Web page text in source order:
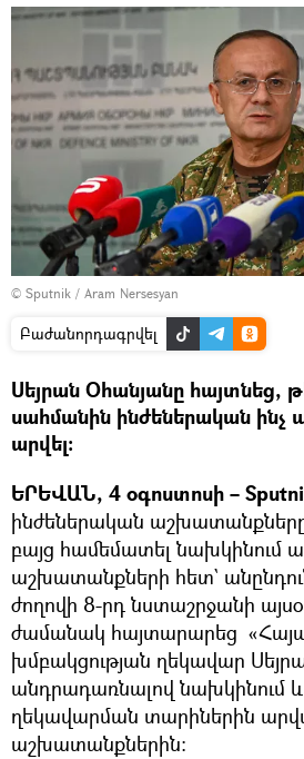
© Sputnik / Aram Nersesyan
Բաժանորդագրվել
Սեյրան Օհանյանը հայտնեց,
սահմանին ինժեներական
արվել։
ԵՐԵՎԱՆ, 4 օգոստոսի –
ինժեներական աշխատանքները
բայց համեմատել նախկինում
աշխատանքների հետ`
ժողովի 8-րդ նստաշրջանի
ժամանակ հայտարարեց
խմբակցության ղեկավար
անդրադառնալով նախկինում և
ղեկավարման տարիներին
աշխատանքներին։